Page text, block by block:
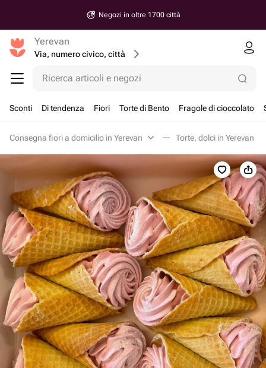
Negozi in oltre 1700 città
Yerevan
Via, numero civico, città
Ricerca articoli e negozi
Sconti Di tendenza Fiori Torte di Bento Fragole di cioccolato
Consegna fiori a domicilio in Yerevan Torte, dolci in Yerevan